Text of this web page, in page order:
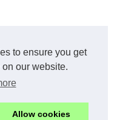
to ensure you get
our website.
Allow cookies